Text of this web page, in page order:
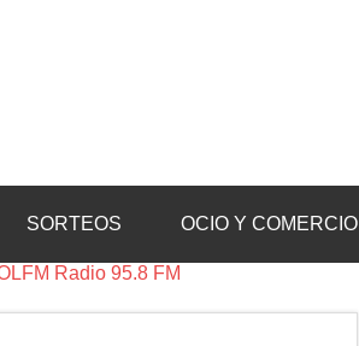
SORTEOS OCIO Y COMERCIO